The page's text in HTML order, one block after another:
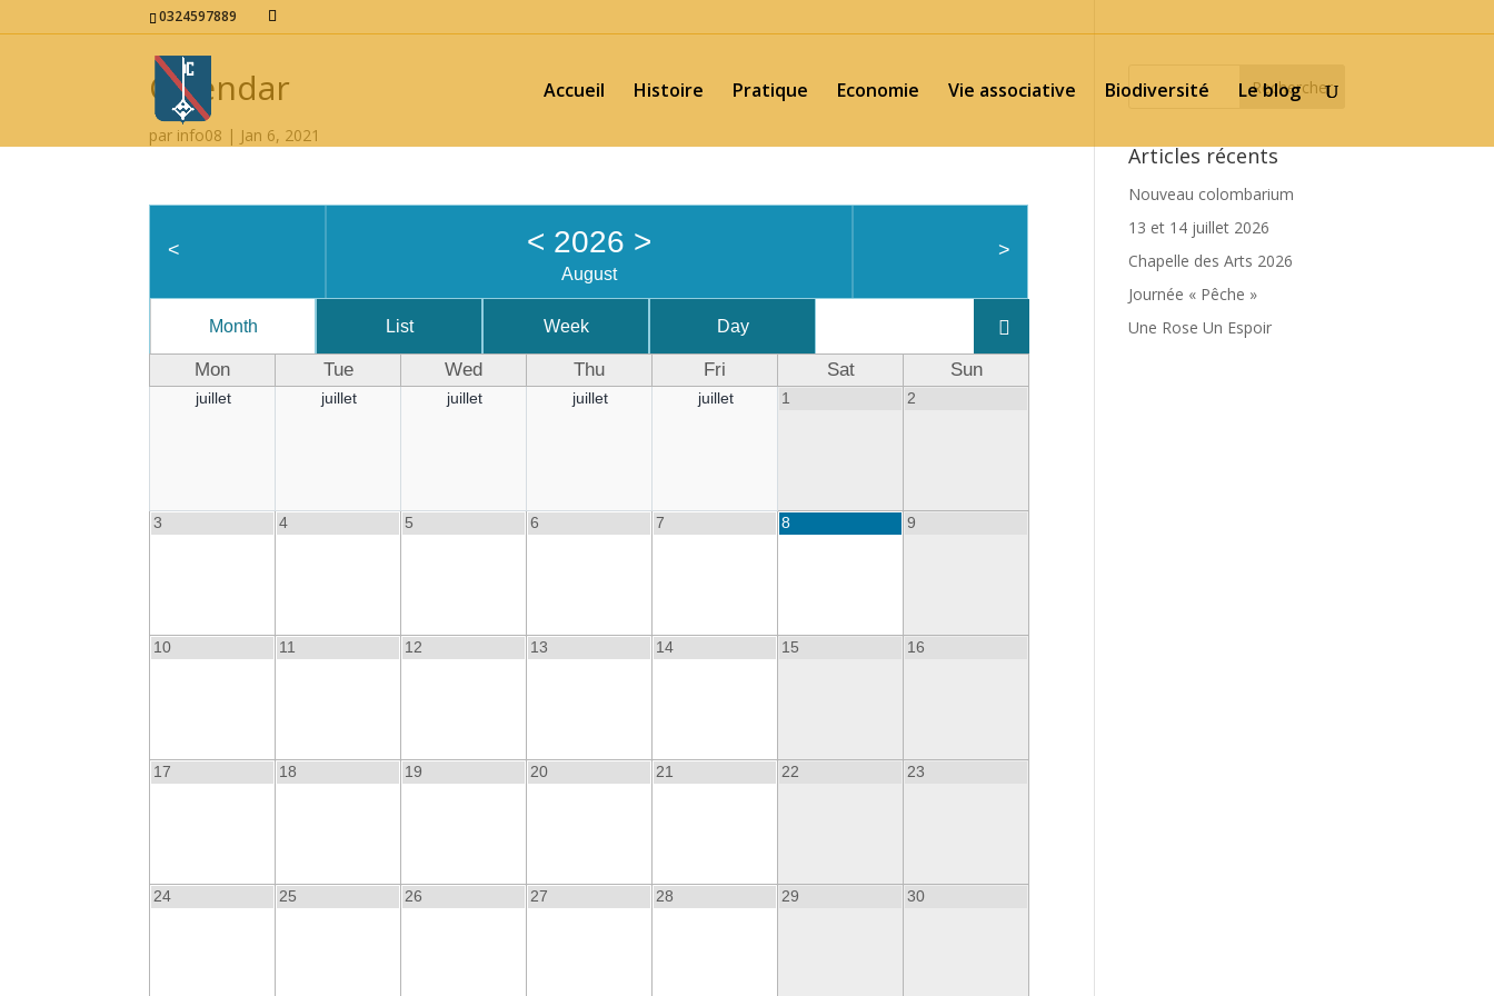
0324597889
Accueil Histoire Pratique Economie Vie associative Biodiversité Le blog
Calendar
par info08 | Jan 6, 2021
< < 2026 >
August
>
Month List Week Day
Mon Tue Wed Thu Fri Sat Sun
juillet juillet juillet juillet juillet 1 2
3 4 5 6 7 8 9
10 11 12 13 14 15 16
17 18 19 20 21 22 23
24 25 26 27 28 29 30
Articles récents
Nouveau colombarium
13 et 14 juillet 2026
Chapelle des Arts 2026
Journée « Pêche »
Une Rose Un Espoir